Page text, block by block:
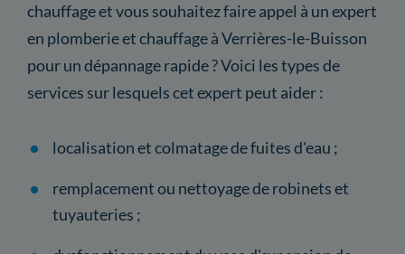
chauffage et vous souhaitez faire appel à un expert
en plomberie et chauffage à Verrières-le-Buisson
pour un dépannage rapide ? Voici les types de
services sur lesquels cet expert peut aider :
localisation et colmatage de fuites d'eau ;
remplacement ou nettoyage de robinets et
tuyauteries ;